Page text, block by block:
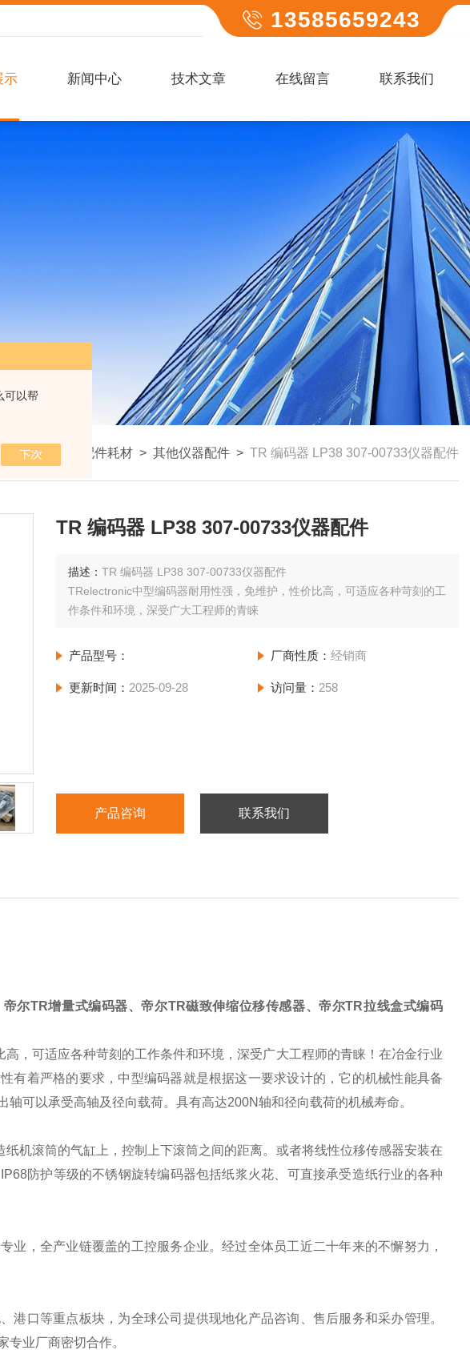
可以帮
13585659243
示 新闻中心 技术文章 在线留言 联系我们
产品展示 配件耗材 > 其他仪器配件 > TR 编码器 LP38 307-00733仪器配件
TR 编码器 LP38 307-00733仪器配件
描述：TR 编码器 LP38 307-00733仪器配件
TRelectronic中型编码器耐用性强，免维护，性价比高，可适应各种苛刻的工
作条件和环境，深受广大工程师的青睐
产品型号： 厂商性质： 经销商
更新时间： 2025-09-28 访问量： 258
产品咨询 联系我们
尔TR增量式编码器、帝尔TR磁致伸缩位移传感器、帝尔TR拉线盒式编码
，可适应各种苛刻的工作条件和环境，深受广大工程师的青睐！在冶金行业
有着严格的要求，中型编码器就是根据这一要求设计的，它的机械性能具备
可以承受高轴及径向载荷。具有高达200N轴和径向载荷的机械寿命。
机滚筒的气缸上，控制上下滚筒之间的距离。或者将线性位移传感器安装在
防护等级的不锈钢旋转编码器包括纸浆火花、可直接承受造纸行业的各种
业，全产业链覆盖的工控服务企业。经过全体员工近二十年来的不懈努力，
港口等重点板块，为全球公司提供现地化产品咨询、售后服务和采办管理。
业厂商密切合作。